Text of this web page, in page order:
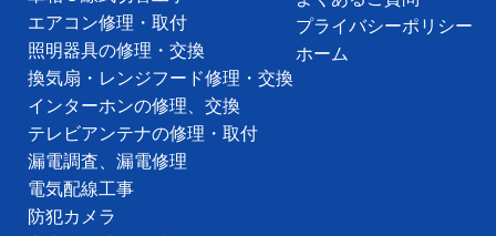
エアコン修理・取付
照明器具の修理・交換
換気扇・レンジフード修理・交換
インターホンの修理、交換
テレビアンテナの修理・取付
漏電調査、漏電修理
電気配線工事
防犯カメラ
プライバシーポリシー
ホーム